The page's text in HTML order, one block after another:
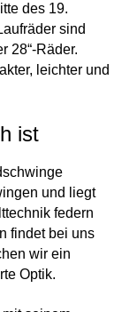
des 19.
sind
28“-Räder.
leichter und
ist
und liegt
federn
findet bei uns
wir ein
Optik.